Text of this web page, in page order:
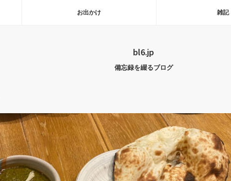
お出かけ 雑記
bl6.jp
備忘録を綴るブログ